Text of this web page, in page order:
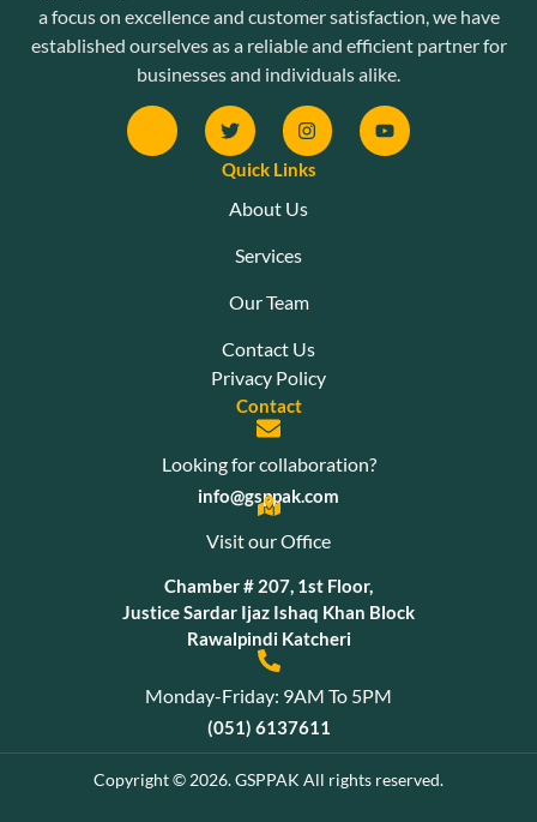
a focus on excellence and customer satisfaction, we have
established ourselves as a reliable and efficient partner for
businesses and individuals alike.
Quick Links
About Us
Services
Our Team
Contact Us
Privacy Policy
Contact
Looking for collaboration?
info@gsppak.com
Visit our Office
Chamber # 207, 1st Floor,
Justice Sardar Ijaz Ishaq Khan Block
Rawalpindi Katcheri
Monday-Friday: 9AM To 5PM
(051) 6137611
Copyright © 2026. GSPPAK All rights reserved.